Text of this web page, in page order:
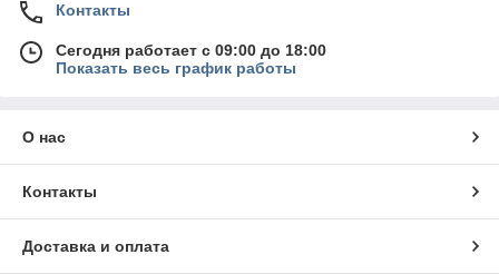
Контакты
Сегодня работает с 09:00 до 18:00
Показать весь график работы
О нас
Контакты
Доставка и оплата